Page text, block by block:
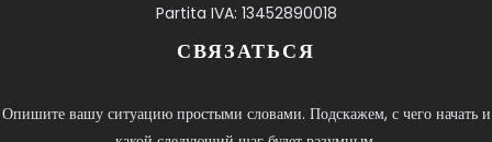
Partita IVA: 13452890018
СВЯЗАТЬСЯ
Опишите вашу ситуацию простыми словами. Подскажем, с чего начать и